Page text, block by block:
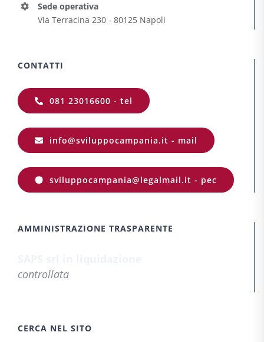
Sede operativa
Via Terracina 230 - 80125 Napoli
CONTATTI
081 23016600 - tel
info@sviluppocampania.it - mail
sviluppocampania@legalmail.it - pec
AMMINISTRAZIONE TRASPARENTE
controllata
CERCA NEL SITO